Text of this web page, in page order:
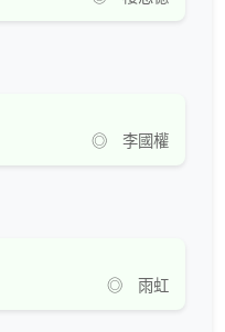
◎ 李國權
◎ 雨虹